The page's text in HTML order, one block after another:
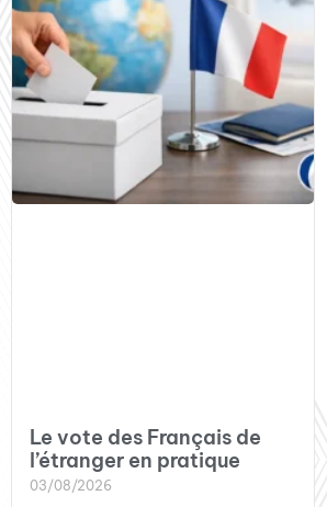
Le vote des Français de
l’étranger en pratique
03/08/2026